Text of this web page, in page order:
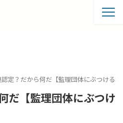
定？だから何だ【監理団体にぶつける3
だ【監理団体にぶつけ